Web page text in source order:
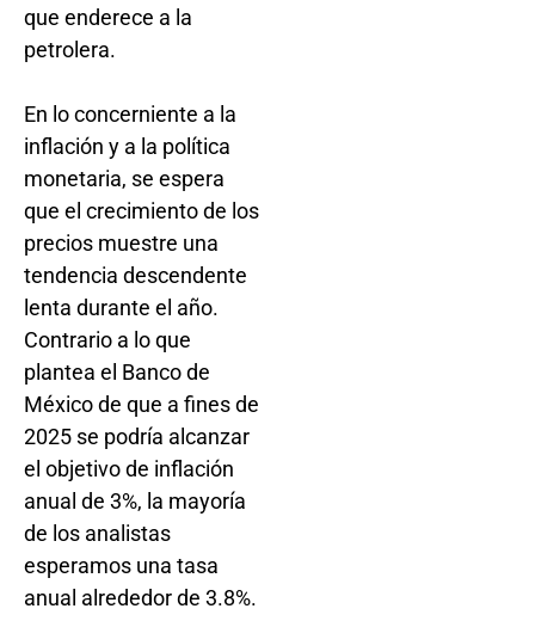
que enderece a la
petrolera.
En lo concerniente a la
inflación y a la política
monetaria, se espera
que el crecimiento de los
precios muestre una
tendencia descendente
lenta durante el año.
Contrario a lo que
plantea el Banco de
México de que a fines de
2025 se podría alcanzar
el objetivo de inflación
anual de 3%, la mayoría
de los analistas
esperamos una tasa
anual alrededor de 3.8%.